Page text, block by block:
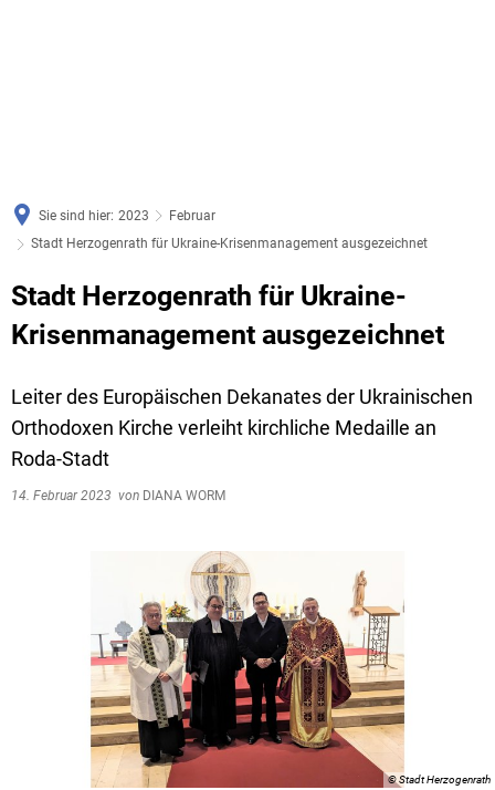
Sie sind hier: 2023
Februar
Stadt Herzogenrath für Ukraine-Krisenmanagement ausgezeichnet
Stadt Herzogenrath für Ukraine-
Krisenmanagement ausgezeichnet
Leiter des Europäischen Dekanates der Ukrainischen
Orthodoxen Kirche verleiht kirchliche Medaille an
Roda-Stadt
14. Februar 2023 von DIANA WORM
© Stadt Herzogenrath